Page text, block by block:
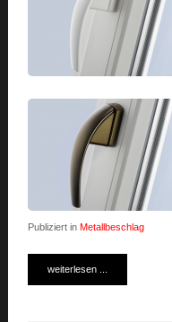
Publiziert in Metallbeschlag
weiterlesen ...